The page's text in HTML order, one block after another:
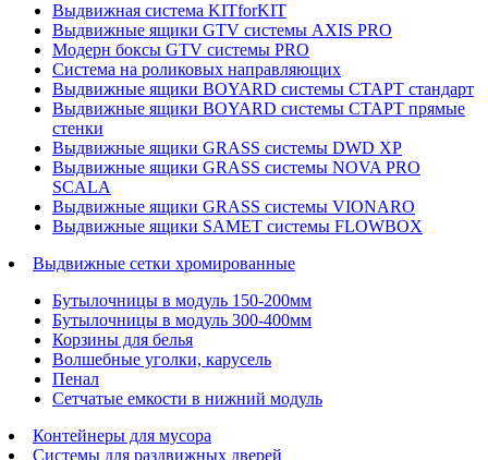
Выдвижная система KITforKIT
Выдвижные ящики GTV системы AXIS PRO
Модерн боксы GTV системы PRO
Система на роликовых направляющих
Выдвижные ящики BOYARD системы СТАРТ стандарт
Выдвижные ящики BOYARD системы СТАРТ прямые
стенки
Выдвижные ящики GRASS системы DWD XP
Выдвижные ящики GRASS системы NOVA PRO
SCALA
Выдвижные ящики GRASS системы VIONARO
Выдвижные ящики SAMET системы FLOWBOX
Выдвижные сетки хромированные
Бутылочницы в модуль 150-200мм
Бутылочницы в модуль 300-400мм
Корзины для белья
Волшебные уголки, карусель
Пенал
Cетчатые емкости в нижний модуль
Контейнеры для мусора
Системы для раздвижных дверей